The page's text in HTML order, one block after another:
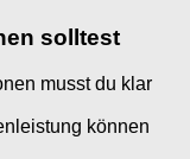
solltest
musst du klar
können